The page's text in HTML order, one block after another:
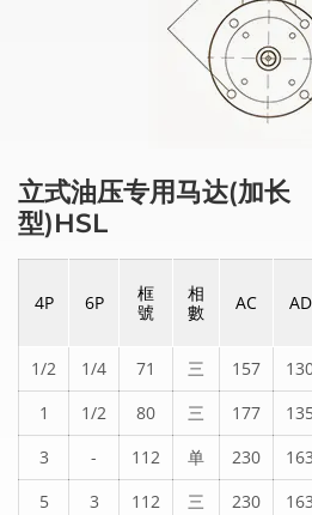
立式油压专用马达(加长
型)HSL
4P 6P
框
號
相
數
AC AD
1/2 1/4 71 三 157
1
1/2 80 三 177
3
- 112 单 230 163
5
3 112 三 230 163